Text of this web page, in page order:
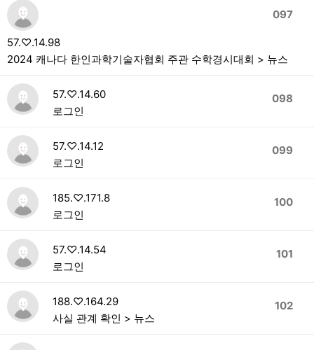
097
57.♡.14.98
2024 캐나다 한인과학기술자협회 주관 수학경시대회 > 뉴스
098
57.♡.14.60
로그인
099
57.♡.14.12
로그인
100
185.♡.171.8
로그인
101
57.♡.14.54
로그인
102
188.♡.164.29
사실 관계 확인 > 뉴스